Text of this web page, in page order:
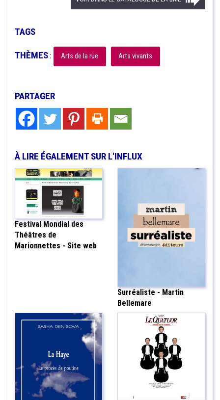
TAGS
THÈMES: Arts de la rue Arts vivants
PARTAGER
À LIRE ÉGALEMENT SUR L'INFLUX
Festival Mondial des
Théâtres de
Marionnettes - Site web
Surréaliste - Martin
Bellemare